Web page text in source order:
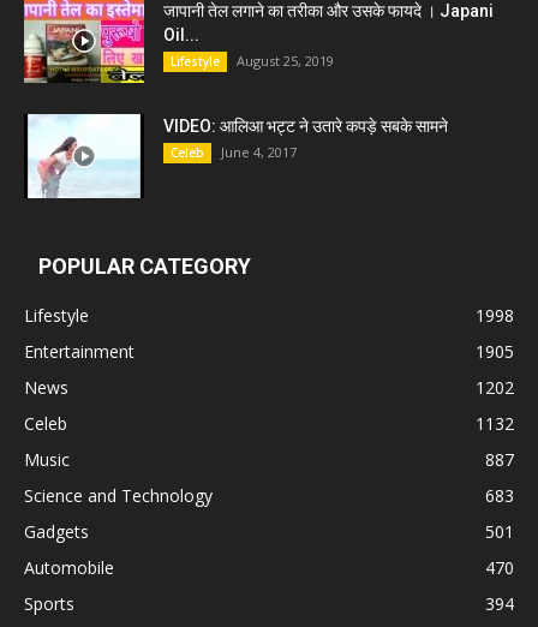
जापानी तेल लगाने का तरीका और उसके फायदे । Japani
Oil...
Lifestyle August 25, 2019
VIDEO: आलिआ भट्ट ने उतारे कपड़े सबके सामने
Celeb June 4, 2017
POPULAR CATEGORY
Lifestyle
1998
Entertainment
1905
News
1202
Celeb
1132
Music
887
Science and Technology
683
Gadgets
501
Automobile
470
Sports
394